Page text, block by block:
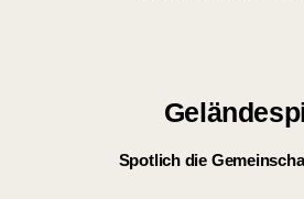
Spotlich die